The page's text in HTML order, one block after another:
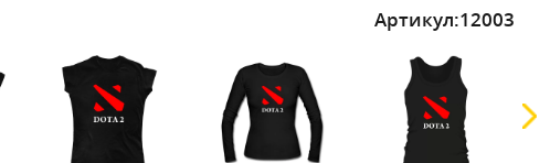
Артикул:12003